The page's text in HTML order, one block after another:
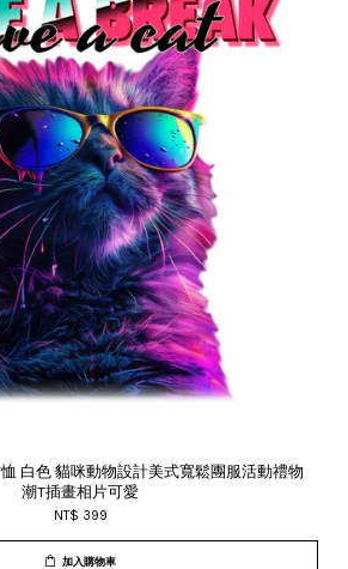
白色 貓咪動物設計美式寬鬆團服活動禮物
潮T插畫相片可愛
NT$ 399
加入購物車